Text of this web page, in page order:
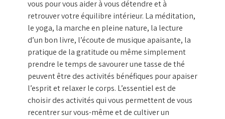
vous pour vous aider à vous détendre et à
retrouver votre équilibre intérieur. La méditation,
le yoga, la marche en pleine nature, la lecture
d’un bon livre, l’écoute de musique apaisante, la
pratique de la gratitude ou même simplement
prendre le temps de savourer une tasse de thé
peuvent être des activités bénéfiques pour apaiser
l’esprit et relaxer le corps. L’essentiel est de
choisir des activités qui vous permettent de vous
recentrer sur vous-même et de cultiver un